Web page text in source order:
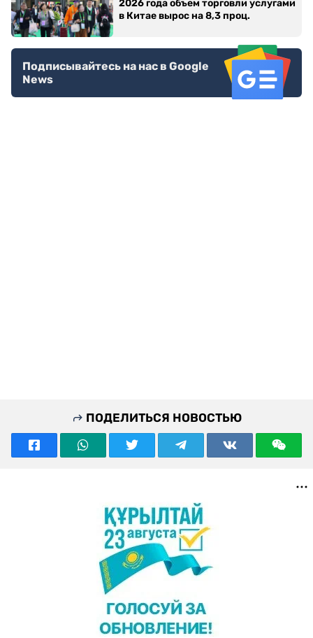
2026 года объем торговли услугами
в Китае вырос на 8,3 проц.
Подписывайтесь на нас в Google
News
ПОДЕЛИТЬСЯ НОВОСТЬЮ